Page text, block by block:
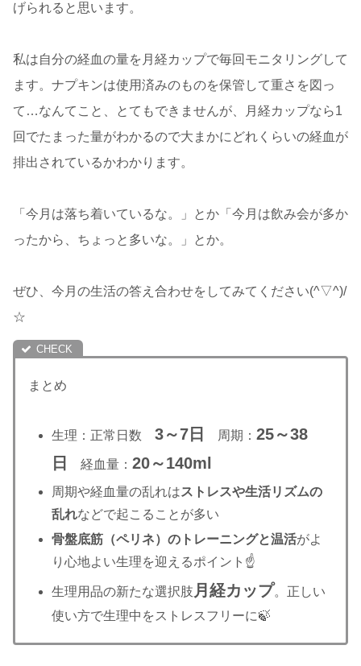
げられると思います。
私は自分の経血の量を月経カップで毎回モニタリングして
ます。ナプキンは使用済みのものを保管して重さを図っ
て…なんてこと、とてもできませんが、月経カップなら1
回でたまった量がわかるので大まかにどれくらいの経血が
排出されているかわかります。
「今月は落ち着いているな。」とか「今月は飲み会が多か
ったから、ちょっと多いな。」とか。
ぜひ、今月の生活の答え合わせをしてみてください(^▽^)/
☆
まとめ
生理：正常日数3～7日 周期：25～38
日
経血量：20～140ml
周期や経血量の乱れはストレスや生活リズムの
乱れなどで起こることが多い
骨盤底筋（ペリネ）のトレーニングと温活がよ
り心地よい生理を迎えるポイント☝
生理用品の新たな選択肢 月経カップ。正しい
使い方で生理中をストレスフリーに🍃